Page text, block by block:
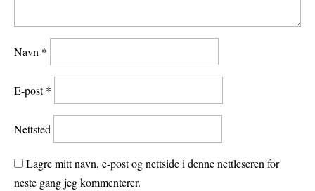
Navn *
E-post*
Nettsted
Lagre mitt navn, e-post og nettside i denne nettleseren for
neste gang jeg kommenterer.